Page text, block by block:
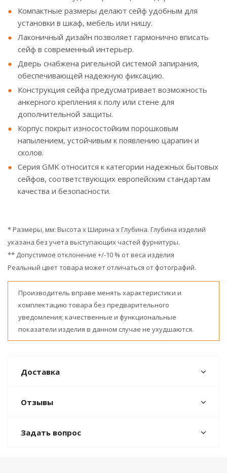
Компактные размеры делают сейф удобным для
установки в шкаф, мебель или нишу.
Лаконичный дизайн позволяет гармонично вписать
сейф в современный интерьер.
Дверь снабжена ригельной системой запирания,
обеспечивающей надежную фиксацию.
Конструкция сейфа предусматривает возможность
анкерного крепления к полу или стене для
дополнительной защиты.
Корпус покрыт износостойким порошковым
напылением, устойчивым к появлению царапин и
сколов.
Серия GMK относится к категории надежных бытовых
сейфов, соответствующих европейским стандартам
качества и безопасности.
* Размеры, мм: Высота x Ширина x Глубина. Глубина изделий
указана без учета выступающих частей фурнитуры.
** Допустимое отклонение +/-10 % от веса изделия
Реальный цвет товара может отличаться от фотографий.
Производитель вправе менять характеристики и
комплектацию товара без предварительного
уведомления; качественные и функциональные
показатели изделия в данном случае не ухудшаются.
Доставка
Отзывы
Задать вопрос